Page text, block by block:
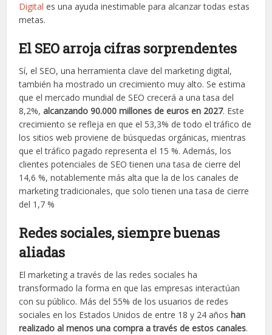
Digital es una ayuda inestimable para alcanzar todas estas
metas.
El SEO arroja cifras sorprendentes
Sí, el SEO, una herramienta clave del marketing digital,
también ha mostrado un crecimiento muy alto. Se estima
que el mercado mundial de SEO crecerá a una tasa del
8,2%,alcanzando 90.000 millones de euros en 2027. Este
crecimiento se refleja en que el 53,3% de todo el tráfico de
los sitios web proviene de búsquedas orgánicas, mientras
que el tráfico pagado representa el 15 %. Además, los
clientes potenciales de SEO tienen una tasa de cierre del
14,6 %, notablemente más alta que la de los canales de
marketing tradicionales, que solo tienen una tasa de cierre
del 1,7 %
Redes sociales, siempre buenas
aliadas
El marketing a través de las redes sociales ha
transformado la forma en que las empresas interactúan
con su público. Más del 55% de los usuarios de redes
sociales en los Estados Unidos de entre 18 y 24 añoshan
realizado al menos una compra a través de estos canales​​.